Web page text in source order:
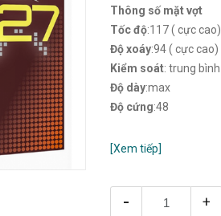
Thông số mặt vợt
Tốc độ:117 ( cực cao)
Độ xoáy:94 ( cực cao)
Kiểm soát: trung bình
Độ dày:max
Độ cứng:48
[Xem tiếp]
- +